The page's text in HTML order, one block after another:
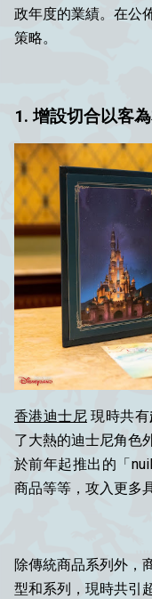
政年度的業績。在公
策略。
1. 增設切合以客為
香港迪士尼 現時共有
了大熱的迪士尼角色
於前年起推出的「
商品等等，攻入更多
除傳統商品系列外，
型和系列，現時共引